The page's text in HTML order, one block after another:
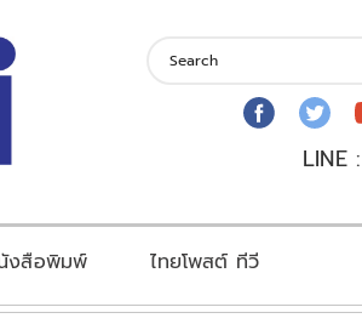
LINE
งสือพิมพ์ ไทยโพสต์ ทีวี